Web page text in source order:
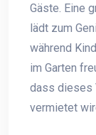
Gäste. Eine
lädt zum
während
im Garten
dass dieses
vermietet